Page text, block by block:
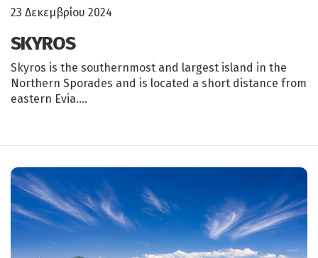
23 Δεκεμβρίου 2024
SKYROS
Skyros is the southernmost and largest island in the
Northern Sporades and is located a short distance from
eastern Evia….